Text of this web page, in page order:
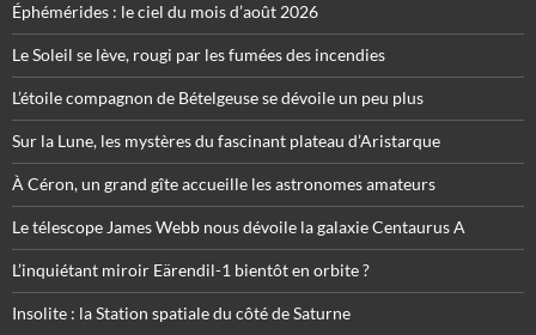
Éphémérides : le ciel du mois d’août 2026
Le Soleil se lève, rougi par les fumées des incendies
L’étoile compagnon de Bételgeuse se dévoile un peu plus
Sur la Lune, les mystères du fascinant plateau d’Aristarque
À Céron, un grand gîte accueille les astronomes amateurs
Le télescope James Webb nous dévoile la galaxie Centaurus A
L’inquiétant miroir Eärendil-1 bientôt en orbite ?
Insolite : la Station spatiale du côté de Saturne